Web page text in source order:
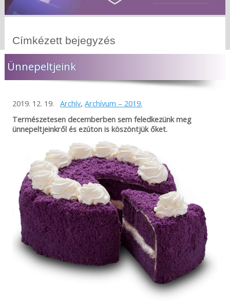
Címkézett bejegyzés
Ünnepeltjeink
2019. 12. 19. Archív, Archívum – 2019.
Természetesen decemberben sem feledkezünk meg
ünnepeltjeinkről és ezúton is köszöntjük őket.